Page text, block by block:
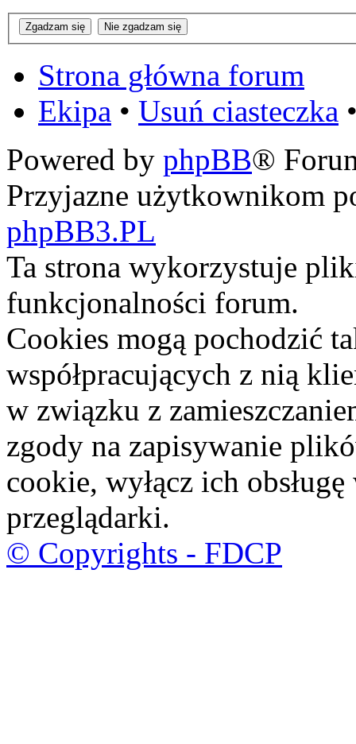
Strona główna forum
Ekipa • Usuń ciasteczka
Powered by phpBB®
Przyjazne użytkownikom
phpBB3.PL
Ta strona wykorzystuje
funkcjonalności forum.
Cookies mogą pochodzić
współpracujących z nią
w związku z
zgody na zapisywanie
cookie, wyłącz ich
przeglądarki.
© Copyrights - FDCP